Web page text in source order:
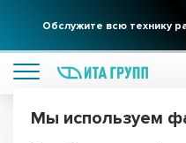
Обслужите всю технику
Фильтры для вашего дома
Мы используем